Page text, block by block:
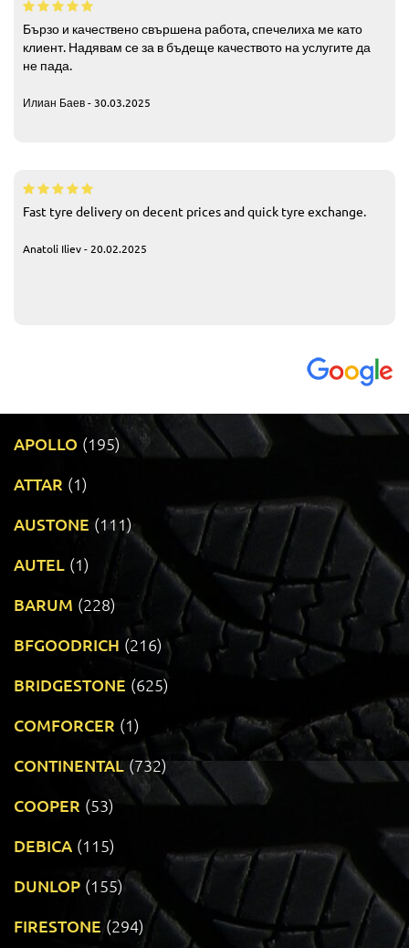
Бързо и качествено свършена работа, спечелиха ме като
клиент. Надявам се за в бъдеще качеството на услугите да
не пада.
Илиан Баев - 30.03.2025
Fast tyre delivery on decent prices and quick tyre exchange.
Anatoli Iliev - 20.02.2025
APOLLO (195)
ATTAR (1)
AUSTONE (111)
AUTEL (1)
BARUM (228)
BFGOODRICH (216)
BRIDGESTONE (625)
COMFORCER (1)
CONTINENTAL (732)
COOPER (53)
DEBICA (115)
DUNLOP (155)
FIRESTONE (294)